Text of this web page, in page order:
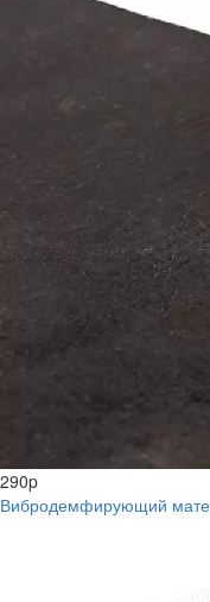
290p
Вибродемфирующий